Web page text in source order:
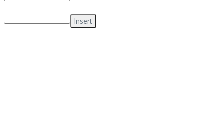
Insert